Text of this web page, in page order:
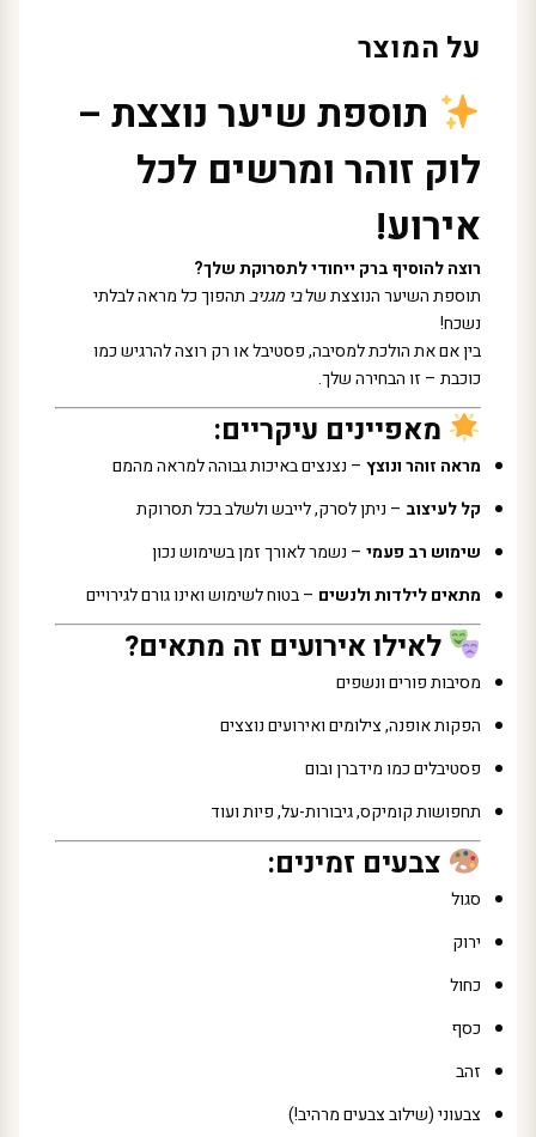
על המוצר
תוספת שיער נוצצת –
לוק זוהר ומרשים לכל
אירוע!
רוצה להוסיף ברק ייחודי לתסרוקת שלך?
תוספת השיער הנוצצת שלבי מגניבתהפוך כל מראה לבלתי
נשכח!
בין אם את הולכת למסיבה, פסטיבל או רק רוצה להרגיש כמו
כוכבת – זו הבחירה שלך.
מאפיינים עיקריים:
מראה זוהר ונוצץ – נצנצים באיכות גבוהה למראה מהמם
קל לעיצוב – ניתן לסרק, לייבש ולשלב בכל תסרוקת
שימוש רב פעמי – נשמר לאורך זמן בשימוש נכון
מתאים לילדות ולנשים – בטוח לשימוש ואינו גורם לגירויים
לאילו אירועים זה מתאים?
מסיבות פורים ונשפים
הפקות אופנה, צילומים ואירועים נוצצים
פסטיבלים כמו מידברן ובום
תחפושות קומיקס, גיבורות-על, פיות ועוד
צבעים זמינים:
סגול
ירוק
כחול
כסף
זהב
צבעוני (שילוב צבעים מרהיב!)